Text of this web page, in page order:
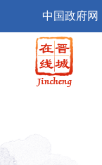
中国政府网